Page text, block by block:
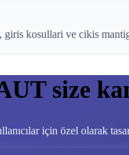
kosullari ve cikis
size
için özel olarak